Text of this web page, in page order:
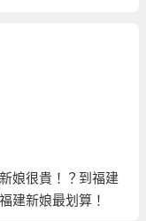
娘很貴！？到福建
建新娘最划算！